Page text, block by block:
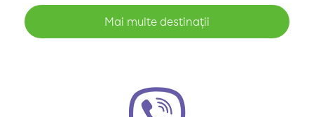
Mai multe destinații